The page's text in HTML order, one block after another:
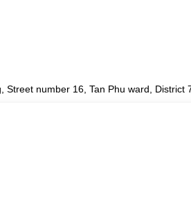
Street number 16, Tan Phu ward, District